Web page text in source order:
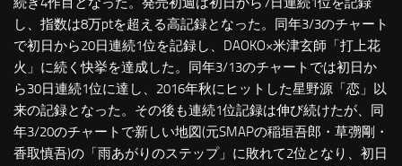
し、指数は8万ptを超える高記録となった。同年3/3のチャート
で初日から20日連続1位を記録し、DAOKO×米津玄師「打上花
火」に続く快挙を達成した。同年3/13のチャートでは初日か
ら30日連続1位に達し、2016年秋にヒットした星野源「恋」以
来の記録となった。その後も連続1位記録は伸び続けたが、同
年3/20のチャートで新しい地図(元SMAPの稲垣吾郎・草彅剛・
香取慎吾)の「雨あがりのステップ」に敗れて2位となり、初日